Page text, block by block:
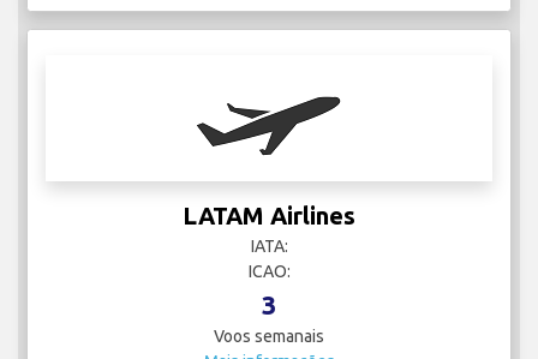
LATAM Airlines
IATA:
ICAO:
3
Voos semanais